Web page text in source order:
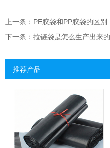
上一条：PE胶袋和PP胶袋的区别
下一条：拉链袋是怎么生产出来的
推荐产品